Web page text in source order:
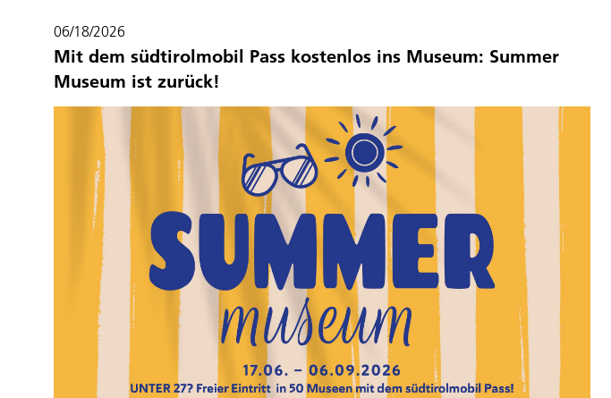
06/18/2026
Mit dem südtirolmobil Pass kostenlos ins Museum: Summer
Museum ist zurück!